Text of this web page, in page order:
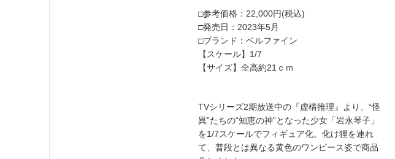
□参考価格：22,000円(税込)
□発売日：2023年5月
□ブランド：ベルファイン
【スケール】1/7
【サイズ】全高約21ｃｍ
TVシリーズ2期放送中の『虚構推理』より、“怪
異”たちの“知恵の神”となった少女「岩永琴子」
を1/7スケールでフィギュア化。化け狸を連れ
て、普段とは異なる黄色のワンピース姿で商品